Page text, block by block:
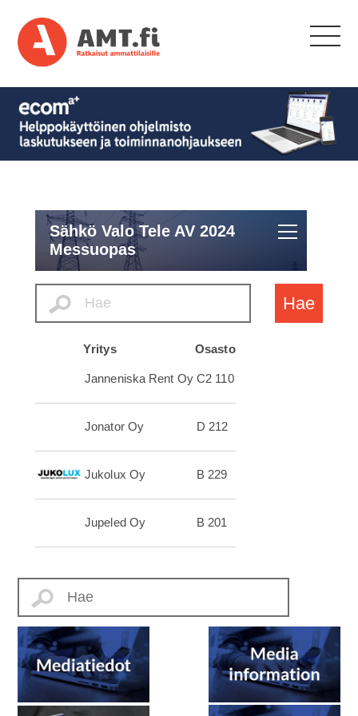
Sähkö Valo Tele AV 2024
Messuopas
Hae
Yritys Osasto
Janneniska Rent Oy C2 110
Jonator Oy D 212
Jukolux Oy B 229
Jupeled Oy B 201